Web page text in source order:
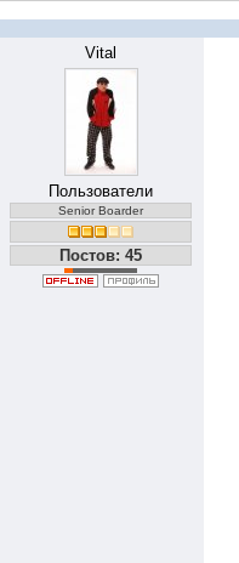
Vital
Пользователи
Senior Boarder
Постов: 45